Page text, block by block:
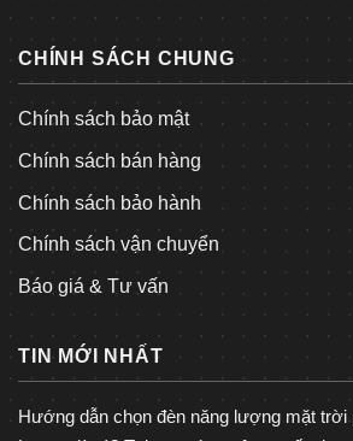
CHÍNH SÁCH CHUNG
Chính sách bảo mật
Chính sách bán hàng
Chính sách bảo hành
Chính sách vận chuyển
Báo giá & Tư vấn
TIN MỚI NHẤT
Hướng dẫn chọn đèn năng lượng mặt trời